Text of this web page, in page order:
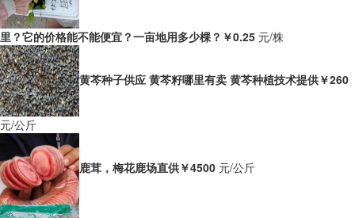
里？它的价格能不能便宜？一亩地用多少棵？ ￥0.25 元/株
黄芩种子供应 黄芩籽哪里有卖 黄芩种植技术提供￥260
元/公斤
鹿茸，梅花鹿场直供￥4500 元/公斤